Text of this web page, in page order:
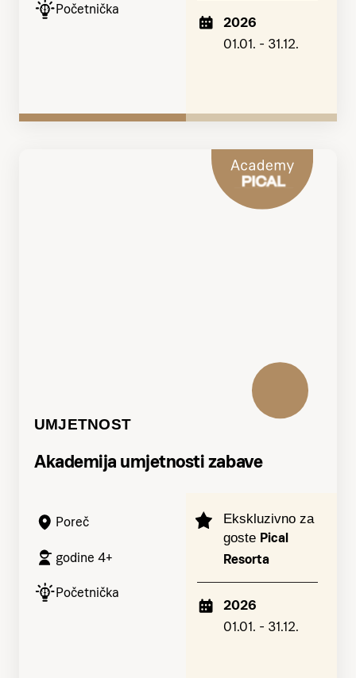
Početnička
2026
01.01. - 31.12.
UMJETNOST
Akademija umjetnosti zabave
Poreč
godine 4+
Početnička
Ekskluzivno za
goste Pical
Resorta
2026
01.01. - 31.12.